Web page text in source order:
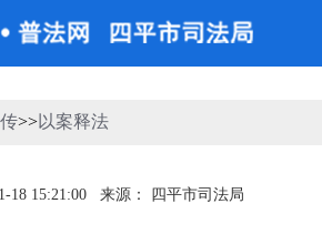
>>以案释法
18 15:21:00 来源： 四平市司法局